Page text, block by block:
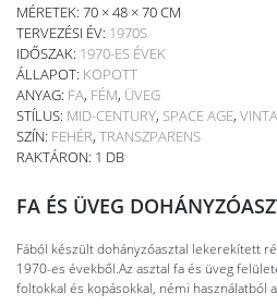
MÉRETEK: 70 × 48 × 70 CM
TERVEZÉSI ÉV: 1970S
IDŐSZAK: 1970-ES ÉVEK
ÁLLAPOT: KOPOTT
ANYAG: FA, FÉM, ÜVEG
STÍLUS: MID-CENTURY, SPACE AGE,
SZÍN: FEHÉR, TRANSZPARENS
RAKTÁRON: 1 DB
FA ÉS ÜVEG
Fából készült dohányzóasztal lekerekített
1970-es évekből.Az asztal fa és üveg
foltokkal és kopásokkal, némi használatból